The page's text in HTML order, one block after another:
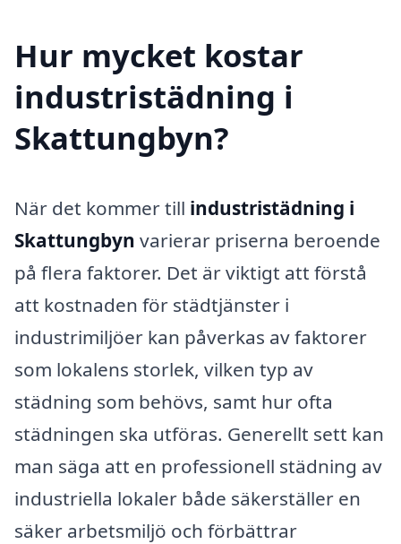
Hur mycket kostar
industristädning i
Skattungbyn?
När det kommer till industristädning i
Skattungbyn varierar priserna beroende
på flera faktorer. Det är viktigt att förstå
att kostnaden för städtjänster i
industrimiljöer kan påverkas av faktorer
som lokalens storlek, vilken typ av
städning som behövs, samt hur ofta
städningen ska utföras. Generellt sett kan
man säga att en professionell städning av
industriella lokaler både säkerställer en
säker arbetsmiljö och förbättrar